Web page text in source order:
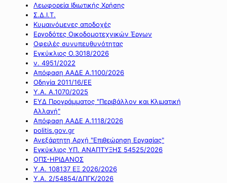
Λεωφορεία Ιδιωτικής Χρήσης
Σ.Δ.Ι.Τ.
Κυμαινόμενες αποδοχές
Εργοδότες Οικοδομοτεχνικών Έργων
Οφειλές συνυπευθυνότητας
Εγκύκλιος Ο.3018/2026
ν. 4951/2022
Απόφαση ΑΑΔΕ Α.1100/2026
Οδηγία 2011/16/ΕΕ
Υ.Α. Α.1070/2025
ΕΥΔ Προγράμματος "Περιβάλλον και Κλιματική
Αλλαγή"
Απόφαση ΑΑΔΕ Α.1118/2026
politis.gov.gr
Ανεξάρτητη Αρχή "Επιθεώρηση Εργασίας"
Εγκύκλιος ΥΠ. ΑΝΑΠΤΥΞΗΣ 54525/2026
ΟΠΣ-ΗΡΙΔΑΝΟΣ
Υ.Α. 108137 ΕΞ 2026/2026
Υ.Α. 2/54854/ΔΠΓΚ/2026